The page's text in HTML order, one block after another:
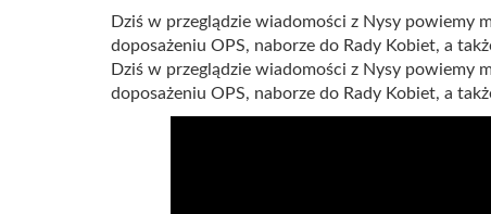
Dziś w przeglądzie wiadomości z Nysy powiemy
doposażeniu OPS, naborze do Rady Kobiet, a
Dziś w przeglądzie wiadomości z Nysy powiemy
doposażeniu OPS, naborze do Rady Kobiet, a